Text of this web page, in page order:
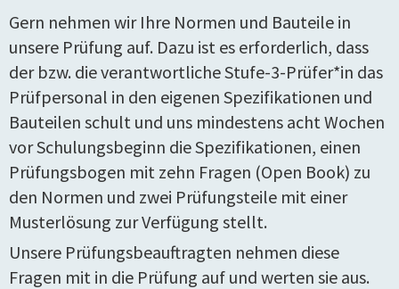
Gern nehmen wir Ihre Normen und Bauteile in
unsere Prüfung auf. Dazu ist es erforderlich, dass
der bzw. die verantwortliche Stufe-3-Prüfer*in das
Prüfpersonal in den eigenen Spezifikationen und
Bauteilen schult und uns mindestens acht Wochen
vor Schulungsbeginn die Spezifikationen, einen
Prüfungsbogen mit zehn Fragen (Open Book) zu
den Normen und zwei Prüfungsteile mit einer
Musterlösung zur Verfügung stellt.
Unsere Prüfungsbeauftragten nehmen diese
Fragen mit in die Prüfung auf und werten sie aus.